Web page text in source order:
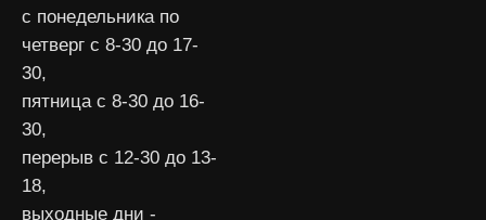
с понедельника по
четверг с 8-30 до 17-
30,
пятница с 8-30 до 16-
30,
перерыв с 12-30 до 13-
18,
выходные дни -